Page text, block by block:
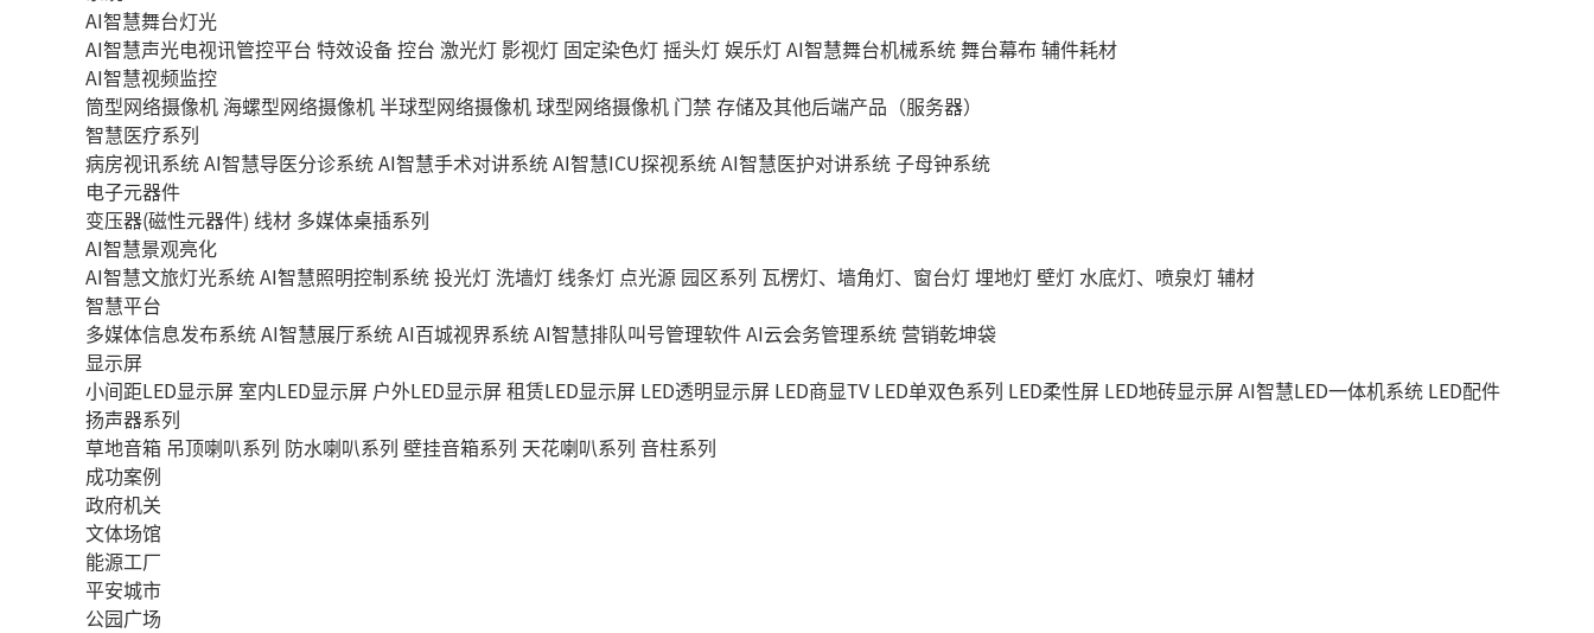
AI智慧舞台灯光
AI智慧声光电视讯管控平台 特效设备控台 激光灯 影视灯 固定染色灯摇头灯娱乐灯AI智慧舞台机械系统舞台幕布 辅件耗材
AI智慧视频监控
筒型网络摄像机 海螺型网络摄像机半球型网络摄像机球型网络摄像机 门禁 存储及其他后端产品（服务器）
智慧医疗系列
病房视讯系统AI智慧导医分诊系统AI智慧手术对讲系统AI智慧ICU探视系统AI智慧医护对讲系统子母钟系统
电子元器件
变压器(磁性元器件) 线材 多媒体桌插系列
AI智慧景观亮化
AI智慧文旅灯光系统AI智慧照明控制系统投光灯洗墙灯线条灯 点光源 园区系列 瓦楞灯、墙角灯、窗台灯埋地灯壁灯水底灯、喷泉灯辅材
智慧平台
多媒体信息发布系统AI智慧展厅系统AI百城视界系统AI智慧排队叫号管理软件AI云会务管理系统 营销乾坤袋
显示屏
小间距LED显示屏 室内LED显示屏 户外LED显示屏租赁LED显示屏 LED透明显示屏 LED商显TV LED单双色系列 LED柔性屏 LED地砖显示屏AI智慧LED一体机系统 LED配件
扬声器系列
草地音箱 吊顶喇叭系列 防水喇叭系列 壁挂音箱系列 天花喇叭系列 音柱系列
成功案例
政府机关
文体场馆
能源工厂
平安城市
公园广场